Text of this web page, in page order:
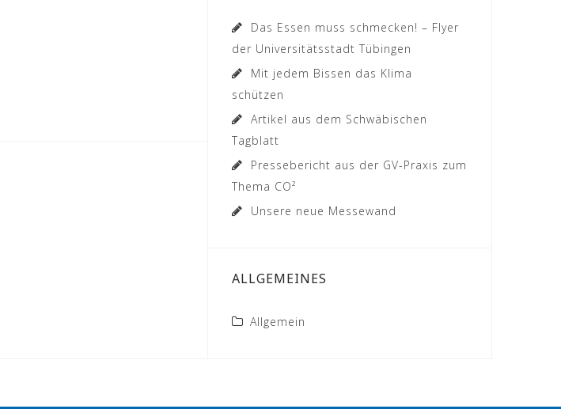
Das Essen muss schmecken! – Flyer
der Universitätsstadt Tübingen
Mit jedem Bissen das Klima
schützen
Artikel aus dem Schwäbischen
Tagblatt
Pressebericht aus der GV-Praxis zum
Thema CO²
Unsere neue Messewand
ALLGEMEINES
Allgemein